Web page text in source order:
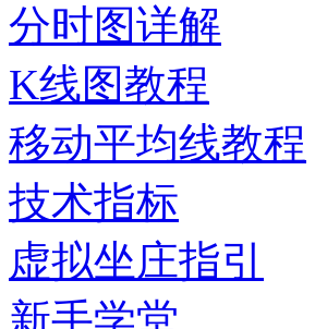
分时图详解
K线图教程
移动平均线教程
技术指标
虚拟坐庄指引
新手学堂